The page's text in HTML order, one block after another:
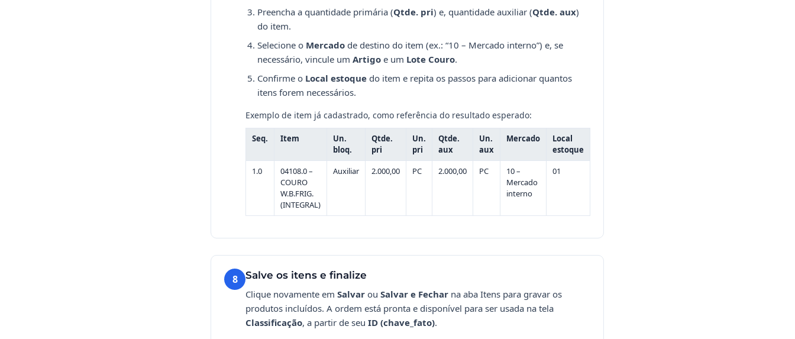
Preencha a quantidade primária (Qtde. pri) e, quantidade auxiliar (Qtde. aux)
do item.
Selecione o Mercado de destino do item (ex.: “10 – Mercado interno”) e, se
necessário, vincule um Artigo e um Lote Couro.
Confirme o Local estoque do item e repita os passos para adicionar quantos
itens forem necessários.
Exemplo de item já cadastrado, como referência do resultado esperado:
Seq. Item
Un.
bloq.
Qtde.
pri
Un.
pri
Qtde.
aux
Un.
aux
Mercado
Local
estoque
1.0
04108.0 –
COURO
W.B.FRIG.
(INTEGRAL)
Auxiliar 2.000,00 PC 2.000,00 PC
10 –
Mercado
interno
01
8
Salve os itens e finalize
Clique novamente em Salvar ou Salvar e Fechar na aba Itens para gravar os
produtos incluídos. A ordem está pronta e disponível para ser usada na tela
Classificação, a partir de seu ID (chave_fato).